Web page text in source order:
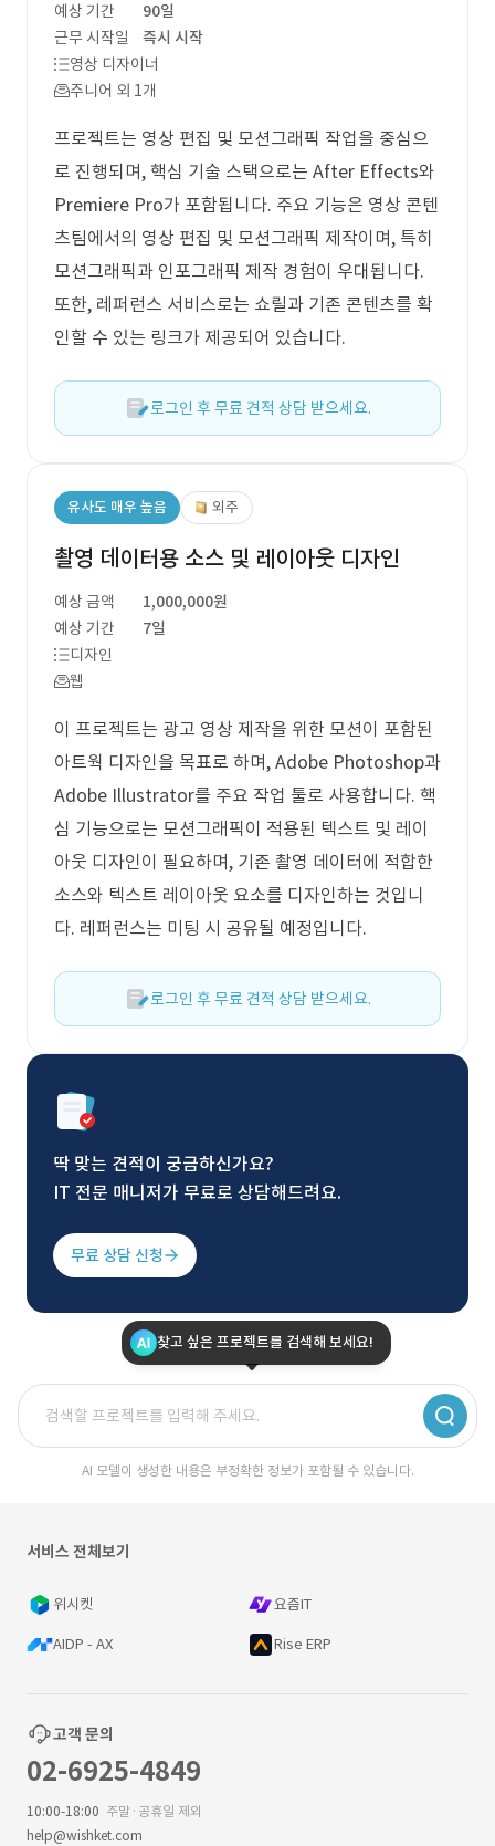
예상 기간
90일
근무 시작일
즉시 시작
영상 디자이너
주니어 외 1개
프로젝트는 영상 편집 및 모션그래픽 작업을 중심으
로 진행되며, 핵심 기술 스택으로는 After Effects와
Premiere Pro가 포함됩니다. 주요 기능은 영상 콘텐
츠팀에서의 영상 편집 및 모션그래픽 제작이며, 특히
모션그래픽과 인포그래픽 제작 경험이 우대됩니다.
또한, 레퍼런스 서비스로는 쇼릴과 기존 콘텐츠를 확
인할 수 있는 링크가 제공되어 있습니다.
로그인 후 무료 견적 상담 받으세요.
유사도 매우 높음 외주
촬영 데이터용 소스 및 레이아웃 디자인
예상 금액
1,000,000원
예상 기간
7일
디자인
웹
이 프로젝트는 광고 영상 제작을 위한 모션이 포함된
아트웍 디자인을 목표로 하며, Adobe Photoshop과
Adobe Illustrator를 주요 작업 툴로 사용합니다. 핵
심 기능으로는 모션그래픽이 적용된 텍스트 및 레이
아웃 디자인이 필요하며, 기존 촬영 데이터에 적합한
소스와 텍스트 레이아웃 요소를 디자인하는 것입니
다. 레퍼런스는 미팅 시 공유될 예정입니다.
로그인 후 무료 견적 상담 받으세요.
딱 맞는 견적이 궁금하신가요?
IT 전문 매니저가 무료로 상담해드려요.
무료 상담 신청
찾고 싶은 프로젝트를 검색해 보세요!
AI 모델이 생성한 내용은 부정확한 정보가 포함될 수 있습니다.
서비스 전체보기
위시켓 요즘IT
AIDP - AX Rise ERP
고객 문의
02-6925-4849
10:00-18:00 주말·공휴일 제외
help@wishket.com